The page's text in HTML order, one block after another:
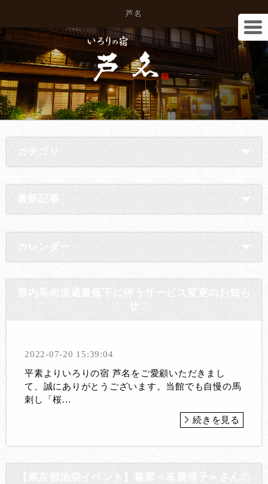
芦名
カテゴリ
最新記事
カレンダー
県内馬肉流通量低下に伴うサービス変更のお知ら
せ
2022-07-20 15:39:04
平素よりいろりの宿 芦名をご愛顧いただきまし
て、誠にありがとうございます。当館でも自慢の馬
刺し「桜...
続きを見る
【東京都池袋イベント】書家＜末廣博子＞さんの